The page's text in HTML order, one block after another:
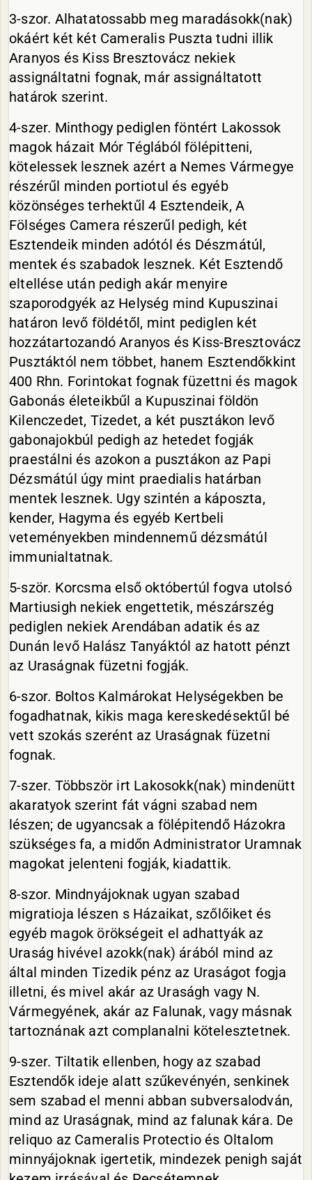
3-szor. Alhatatossabb meg maradásokk(nak)
okáért két két Cameralis Puszta tudni illik
Aranyos és Kiss Bresztovácz nekiek
assignáltatni fognak, már assignáltatott
határok szerint.
4-szer. Minthogy pediglen föntért Lakossok
magok házait Mór Téglából fölépitteni,
kötelessek lesznek azért a Nemes Vármegye
részérűl minden portiotul és egyéb
közönséges terhektűl 4 Esztendeik, A
Fölséges Camera részerűl pedigh, két
Esztendeik minden adótól és Dészmátúl,
mentek és szabadok lesznek. Két Esztendő
eltellése után pedigh akár menyire
szaporodgyék az Helység mind Kupuszinai
határon levő földétől, mint pediglen két
hozzátartozandó Aranyos és Kiss-Bresztovácz
Pusztáktól nem többet, hanem Esztendőkkint
400 Rhn. Forintokat fognak füzettni és magok
Gabonás életeikbűl a Kupuszinai földön
Kilenczedet, Tizedet, a két pusztákon levő
gabonajokbúl pedigh az hetedet fogják
praestálni és azokon a pusztákon az Papi
Dézsmátúl úgy mint praedialis határban
mentek lesznek. Ugy szintén a káposzta,
kender, Hagyma és egyéb Kertbeli
veteményekben mindennemű dézsmátúl
immunialtatnak.
5-ször. Korcsma első októbertúl fogva utolsó
Martiusigh nekiek engettetik, mészárszég
pediglen nekiek Arendában adatik és az
Dunán levő Halász Tanyáktól az hatott pénzt
az Uraságnak füzetni fogják.
6-szor. Boltos Kalmárokat Helységekben be
fogadhatnak, kikis maga kereskedésektűl bé
vett szokás szerént az Uraságnak füzetni
fognak.
7-szer. Többször irt Lakosokk(nak) mindenütt
akaratyok szerint fát vágni szabad nem
lészen; de ugyancsak a fölépitendő Házokra
szükséges fa, a midőn Administrator Uramnak
magokat jelenteni fogják, kiadattik.
8-szor. Mindnyájoknak ugyan szabad
migratioja lészen s Házaikat, szőlőiket és
egyéb magok örökségeit el adhattyák az
Uraság hivével azokk(nak) árából mind az
által minden Tizedik pénz az Uraságot fogja
illetni, és mivel akár az Uraságh vagy N.
Vármegyének, akár az Falunak, vagy másnak
tartoznának azt complanalni kötelesztetnek.
9-szer. Tiltatik ellenben, hogy az szabad
Esztendők ideje alatt szűkevényén, senkinek
sem szabad el menni abban subversalodván,
mind az Uraságnak, mind az falunak kára. De
reliquo az Cameralis Protectio és Oltalom
minnyájoknak igertetik, mindezek penigh saját